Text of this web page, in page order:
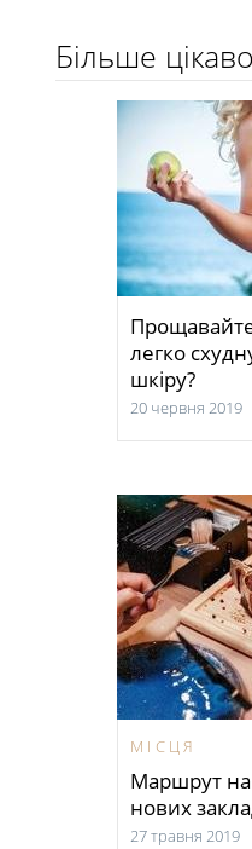
Більше
легко
шкіру?
20 червня 2019
МІСЦЯ
Маршрут на
нових
27 травня 2019